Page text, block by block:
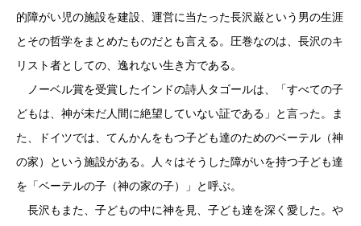
的障がい児の施設を建設、運営に当たった長沢巌という男の生涯
とその哲学をまとめたものだとも言える。圧巻なのは、長沢のキ
リスト者としての、逸れない生き方である。
ノーベル賞を受賞したインドの詩人タゴールは、「すべての子
どもは、神が未だ人間に絶望していない証である」と言った。ま
た、ドイツでは、てんかんをもつ子ども達のためのベーテル（神
の家）という施設がある。人々はそうした障がいを持つ子ども達
を「ベーテルの子（神の家の子）」と呼ぶ。
長沢もまた、子どもの中に神を見、子ども達を深く愛した。や